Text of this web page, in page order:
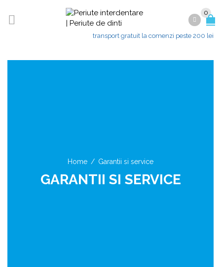
0
transport gratuit la comenzi peste 200 lei
Home / Garantii si service
GARANTII SI SERVICE